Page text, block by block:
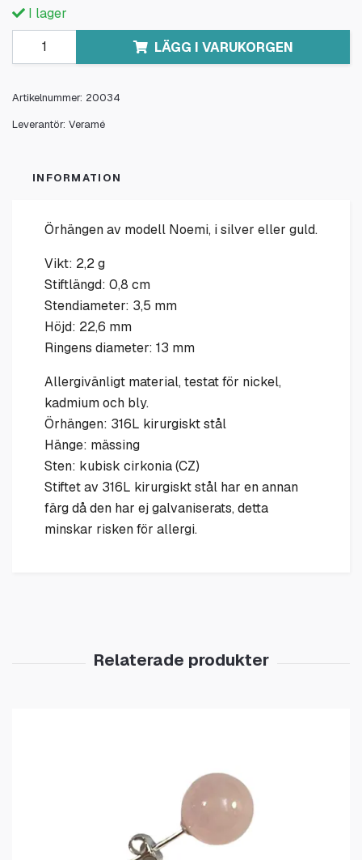
I lager
LÄGG I VARUKORGEN
Artikelnummer: 20034
Leverantör: Veramé
INFORMATION
Örhängen av modell Noemi, i silver eller guld.
Vikt: 2,2 g
Stiftlängd: 0,8 cm
Stendiameter: 3,5 mm
Höjd: 22,6 mm
Ringens diameter: 13 mm
Allergivänligt material, testat för nickel,
kadmium och bly.
Örhängen: 316L kirurgiskt stål
Hänge: mässing
Sten: kubisk cirkonia (CZ)
Stiftet av 316L kirurgiskt stål har en annan
färg då den har ej galvaniserats, detta
minskar risken för allergi.